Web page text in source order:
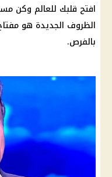
افتح قلبك للعالم وكن
الظروف الجديدة هو
بالفرص.